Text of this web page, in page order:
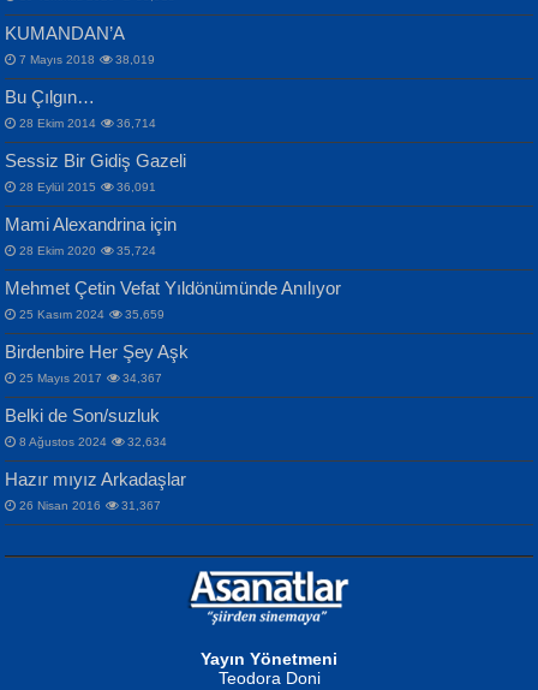
İPEK ACAR SERT
Gazze’nin Şecaati, Ümmetin İmtihanı...
MAHMUT GÜRBÜZ
İbrahim Olmak ve Bitirebilmek...
NURAN KÖSE BAYDAR
Selahattin Yıldız
İdrakimle Üşürken...
Songül Özel
Mahzen...
Ben Deniz Değilim ki...
ERDEM BAYAZIT
Sana, Bana, Vatanıma, Ülkemin
İnsanlarına Dair...
NAZIM HİKMET RAN
Bir Cezaevinde, Tecritteki Adamın
Mektupları...
KUMANDAN’A
7 Mayıs 2018 38,019
Bu Çılgın…
28 Ekim 2014 36,714
Sessiz Bir Gidiş Gazeli
28 Eylül 2015 36,091
Mami Alexandrina için
28 Ekim 2020 35,724
Mehmet Çetin Vefat Yıldönümünde Anılıyor
25 Kasım 2024 35,659
Birdenbire Her Şey Aşk
25 Mayıs 2017 34,367
Belki de Son/suzluk
8 Ağustos 2024 32,634
Hazır mıyız Arkadaşlar
26 Nisan 2016 31,367
Yayın Yönetmeni
Teodora Doni